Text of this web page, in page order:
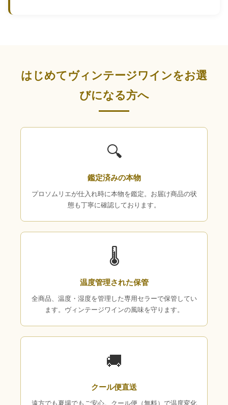
はじめてヴィンテージワインをお選
びになる方へ
🔍
鑑定済みの本物
プロソムリエが仕入れ時に本物を鑑定。お届け商品の状
態も丁寧に確認しております。
🌡
温度管理された保管
全商品、温度・湿度を管理した専用セラーで保管してい
ます。ヴィンテージワインの風味を守ります。
🚚
クール便直送
遠方でも夏場でもご安心。クール便（無料）で温度変化